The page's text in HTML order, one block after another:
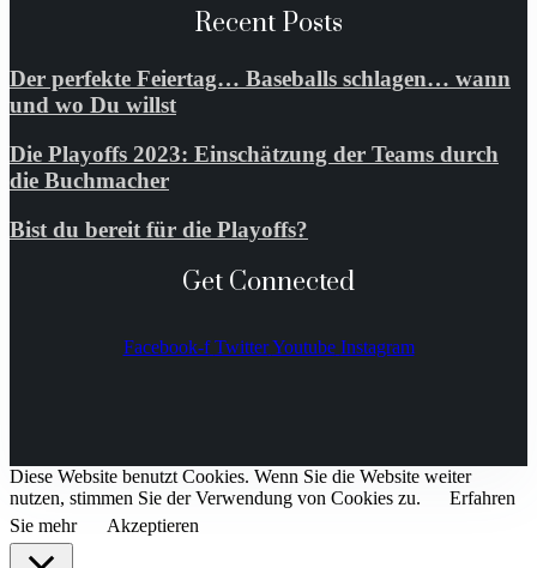
Recent Posts
Der perfekte Feiertag… Baseballs schlagen… wann
und wo Du willst
Die Playoffs 2023: Einschätzung der Teams durch
die Buchmacher
Bist du bereit für die Playoffs?
Get Connected
Facebook-f Twitter Youtube Instagram
Diese Website benutzt Cookies. Wenn Sie die Website weiter
nutzen, stimmen Sie der Verwendung von Cookies zu.
Erfahren
Sie mehr
Akzeptieren